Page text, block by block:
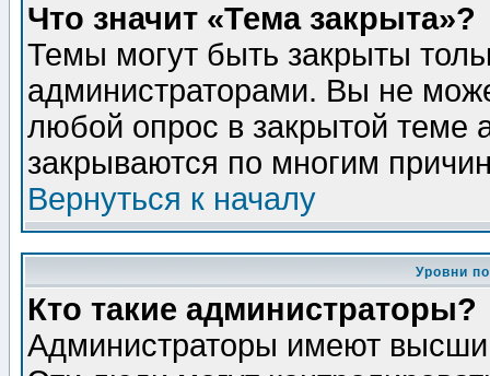
Что значит «Тема закрыта»?
Темы могут быть закрыты
администраторами. Вы не
любой опрос в закрытой теме
закрываются по многим
Вернуться к началу
Уровни
Кто такие администраторы?
Администраторы имеют